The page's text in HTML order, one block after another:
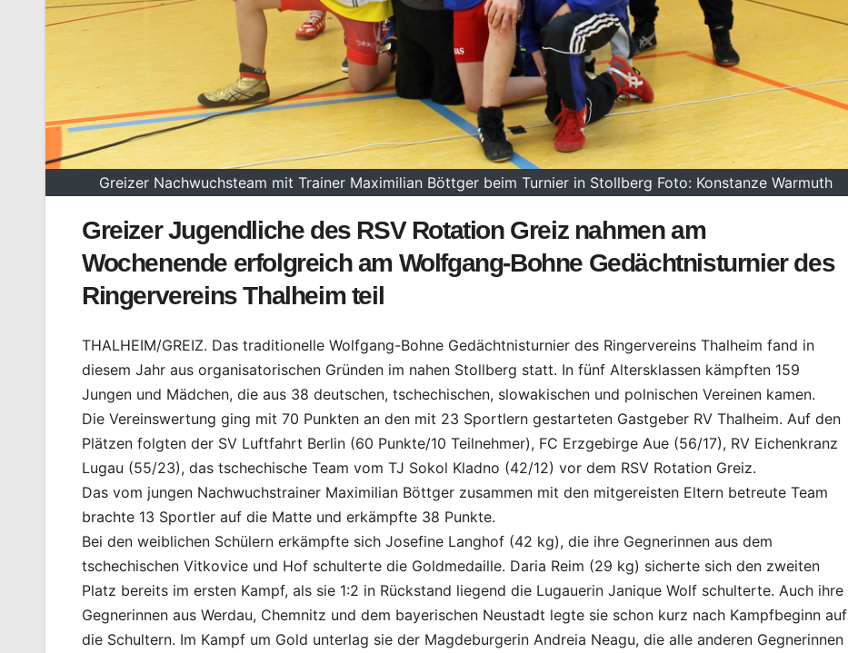
Greizer Nachwuchsteam mit Trainer Maximilian Böttger beim Turnier in Stollberg Foto: Konstanze Warmuth
Greizer Jugendliche des RSV Rotation Greiz nahmen am
Wochenende erfolgreich am Wolfgang-Bohne Gedächtnisturnier des
Ringervereins Thalheim teil
THALHEIM/GREIZ. Das traditionelle Wolfgang-Bohne Gedächtnisturnier des Ringervereins Thalheim fand in
diesem Jahr aus organisatorischen Gründen im nahen Stollberg statt. In fünf Altersklassen kämpften 159
Jungen und Mädchen, die aus 38 deutschen, tschechischen, slowakischen und polnischen Vereinen kamen.
Die Vereinswertung ging mit 70 Punkten an den mit 23 Sportlern gestarteten Gastgeber RV Thalheim. Auf den
Plätzen folgten der SV Luftfahrt Berlin (60 Punkte/10 Teilnehmer), FC Erzgebirge Aue (56/17), RV Eichenkranz
Lugau (55/23), das tschechische Team vom TJ Sokol Kladno (42/12) vor dem RSV Rotation Greiz.
Das vom jungen Nachwuchstrainer Maximilian Böttger zusammen mit den mitgereisten Eltern betreute Team
brachte 13 Sportler auf die Matte und erkämpfte 38 Punkte.
Bei den weiblichen Schülern erkämpfte sich Josefine Langhof (42 kg), die ihre Gegnerinnen aus dem
tschechischen Vitkovice und Hof schulterte die Goldmedaille. Daria Reim (29 kg) sicherte sich den zweiten
Platz bereits im ersten Kampf, als sie 1:2 in Rückstand liegend die Lugauerin Janique Wolf schulterte. Auch ihre
Gegnerinnen aus Werdau, Chemnitz und dem bayerischen Neustadt legte sie schon kurz nach Kampfbeginn auf
die Schultern. Im Kampf um Gold unterlag sie der Magdeburgerin Andreia Neagu, die alle anderen Gegnerinnen